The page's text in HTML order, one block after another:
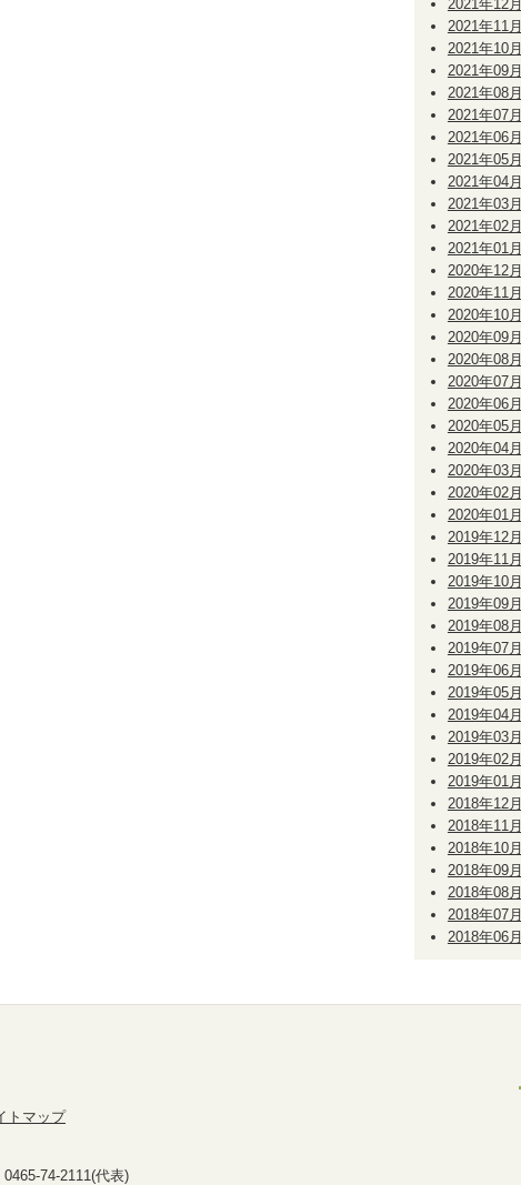
2021年12月
2021年11月
2021年10月
2021年09月
2021年08月
2021年07月
2021年06月
2021年05月
2021年04月
2021年03月
2021年02月
2021年01月
2020年12月
2020年11月
2020年10月
2020年09月
2020年08月
2020年07月
2020年06月
2020年05月
2020年04月
2020年03月
2020年02月
2020年01月
2019年12月
2019年11月
2019年10月
2019年09月
2019年08月
2019年07月
2019年06月
2019年05月
2019年04月
2019年03月
2019年02月
2019年01月
2018年12月
2018年11月
2018年10月
2018年09月
2018年08月
2018年07月
2018年06月
トマップ
74-2111(代表)